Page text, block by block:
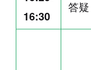
16:30
答疑